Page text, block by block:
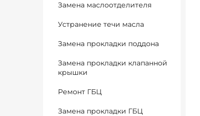
Замена маслоотделителя
Устранение течи масла
Замена прокладки поддона
Замена прокладки клапанной
крышки
Ремонт ГБЦ
Замена прокладки ГБЦ